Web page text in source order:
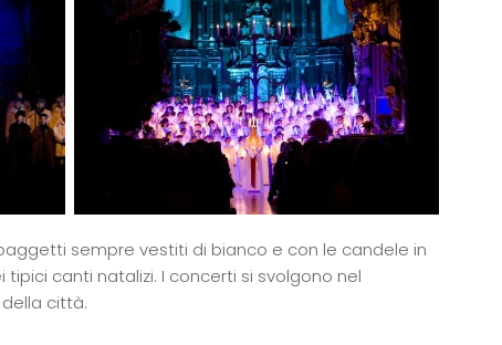
sempre vestiti di bianco e con le candele in
canti natalizi. I concerti si svolgono nel
città.